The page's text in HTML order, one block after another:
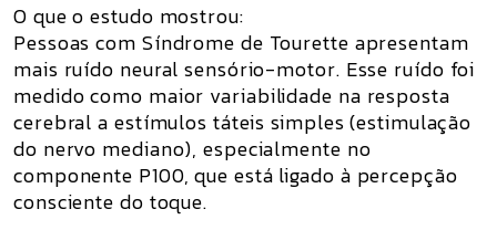
O que o estudo mostrou:
Pessoas com Síndrome de Tourette apresentam
mais ruído neural sensório-motor. Esse ruído foi
medido como maior variabilidade na resposta
cerebral a estímulos táteis simples (estimulação
do nervo mediano), especialmente no
componente P100, que está ligado à percepção
consciente do toque.